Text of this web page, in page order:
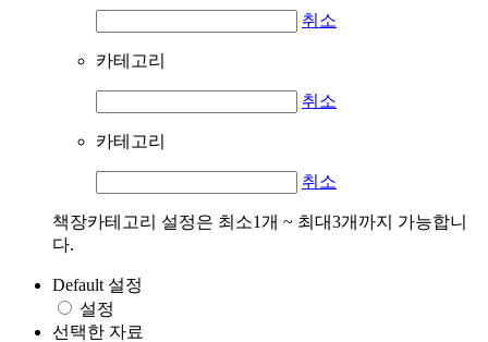
취소
카테고리
취소
카테고리
취소
책장카테고리 설정은 최소1개 ~ 최대3개까지 가능합니
다.
Default 설정
설정
선택한 자료